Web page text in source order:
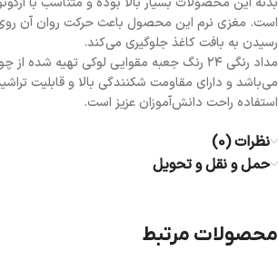
است. مغزی نرم این محصول باعث حرکت روان آن
رسیدن به بافت کاغذ جلوگیری می‌کند.
مداد رنگی ۲۴ رنگ جعبه مقوایی لوکی تهیه
می‌باشد و دارای مقاومت شکنندگی بالا و قابلیت
استفاده راحت دانش‌آموزان عزیز است.
نظرات (0)
حمل و نقل و تحویل
محصولات مرتبط